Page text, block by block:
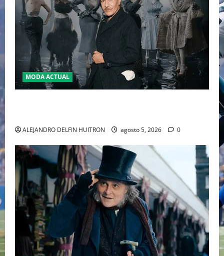
MODA ACTUAL
ALEJANDRO DELFIN HUITRON agosto 5, 2026 0